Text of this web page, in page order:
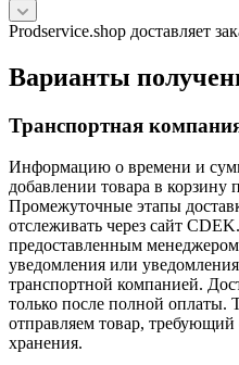
Prodservice.shop доставляет
Варианты
Транспортная
Информацию о времени и
добавлении товара в корзину
Промежуточные этапы
отслеживать через сайт
предоставленным
уведомления или
транспортной компанией.
только после полной оплаты.
отправляем товар,
хранения.